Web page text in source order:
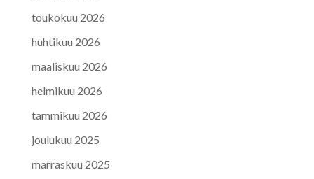
toukokuu 2026
huhtikuu 2026
maaliskuu 2026
helmikuu 2026
tammikuu 2026
joulukuu 2025
marraskuu 2025